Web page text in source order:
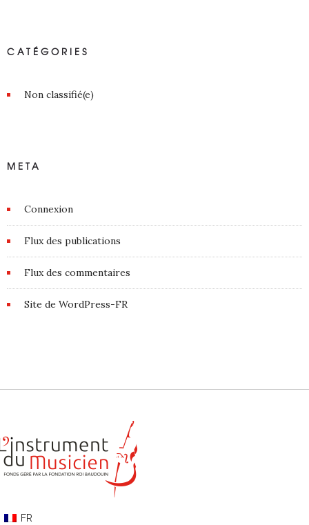
CATÉGORIES
Non classifié(e)
META
Connexion
Flux des publications
Flux des commentaires
Site de WordPress-FR
FR